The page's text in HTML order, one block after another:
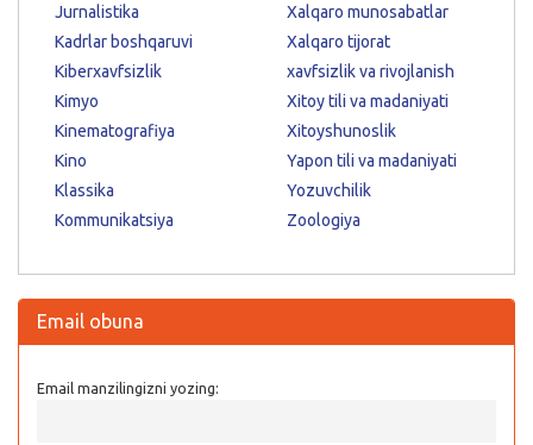
Jurnalistika
Kadrlar boshqaruvi
Kiberxavfsizlik
Kimyo
Kinematografiya
Kino
Klassika
Kommunikatsiya
Xalqaro munosabatlar
Xalqaro tijorat
xavfsizlik va rivojlanish
Xitoy tili va madaniyati
Xitoyshunoslik
Yapon tili va madaniyati
Yozuvchilik
Zoologiya
Email obuna
Email manzilingizni yozing: